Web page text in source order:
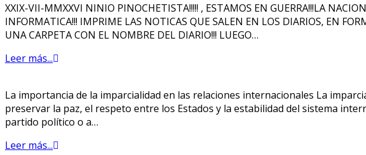
XXIX-VII-MMXXVI NINIO PINOCHETISTA!!!!! , ESTAMOS EN GUERRA!!!LA
INFORMATICA!!! IMPRIME LAS NOTICAS QUE SALEN EN LOS DIARIOS, EN
UNA CARPETA CON EL NOMBRE DEL DIARIO!!! LUEGO…
Leer más...
La importancia de la imparcialidad en las relaciones internacionales La
preservar la paz, el respeto entre los Estados y la estabilidad del sistema
partido político o a…
Leer más...